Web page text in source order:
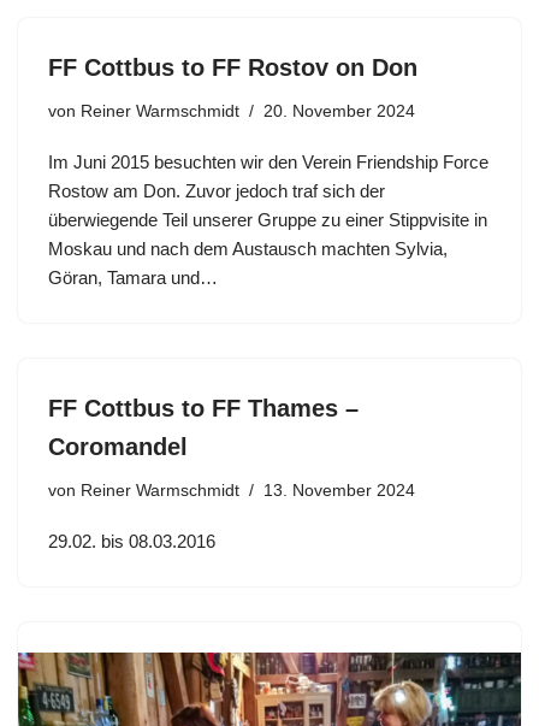
FF Cottbus to FF Rostov on Don
von Reiner Warmschmidt 20. November 2024
Im Juni 2015 besuchten wir den Verein Friendship Force
Rostow am Don. Zuvor jedoch traf sich der
überwiegende Teil unserer Gruppe zu einer Stippvisite in
Moskau und nach dem Austausch machten Sylvia,
Göran, Tamara und…
FF Cottbus to FF Thames –
Coromandel
von Reiner Warmschmidt 13. November 2024
29.02. bis 08.03.2016